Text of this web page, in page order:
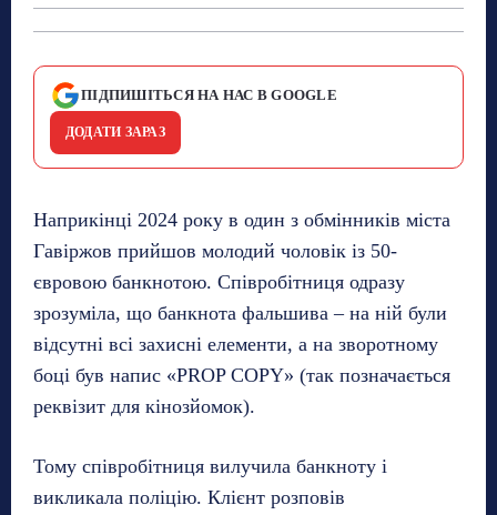
ПІДПИШІТЬСЯ НА НАС В GOOGLE
ДОДАТИ ЗАРАЗ
Наприкінці 2024 року в один з обмінників міста
Гавіржов прийшов молодий чоловік із 50-
євровою банкнотою. Співробітниця одразу
зрозуміла, що банкнота фальшива – на ній були
відсутні всі захисні елементи, а на зворотному
боці був напис «PROP COPY» (так позначається
реквізит для кінозйомок).
Тому співробітниця вилучила банкноту і
викликала поліцію. Клієнт розповів